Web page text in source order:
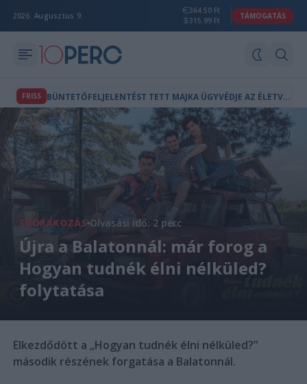
2026. Augusztus 9.
364.50 Ft
315.99 Ft
TÁMOGATÁS
FRISS B
ÜNTETŐFELJELENTÉST TETT MAJKA ÜGYVÉDJE AZ ÉLETVESZÉLYES FENYEGETÉS MIATT
SZÓRAKOZÁS Olvasási idő: 2 perc
Újra a Balatonnál: már forog a
Hogyan tudnék élni nélküled?
folytatása
Elkezdődött a „Hogyan tudnék élni nélküled?”
második részének forgatása a Balatonnál.